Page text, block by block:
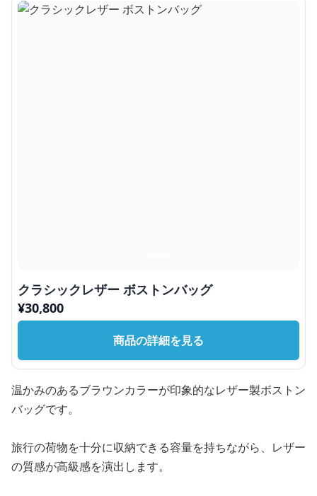
クラシックレザー ボストンバッグ
¥30,800
商品の詳細を見る
温かみのあるブラウンカラーが印象的なレザー製ボストン
バッグです。
旅行の荷物を十分に収納できる容量を持ちながら、レザー
の質感が高級感を演出します。